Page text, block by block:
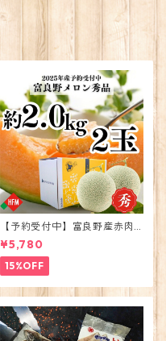
【予約受付中】富良野産赤肉
メロン大玉2玉2026年度出荷
¥5,780
15%OFF